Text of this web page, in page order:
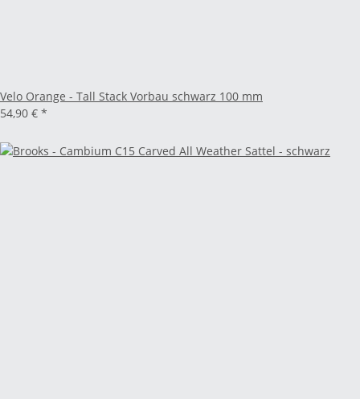
Velo Orange - Tall Stack Vorbau schwarz 100 mm
54,90 € *